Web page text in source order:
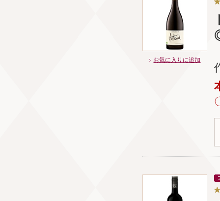
お気に入りに追加